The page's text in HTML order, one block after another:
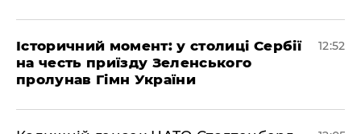
Історичний момент: у столиці Сербії
на честь приїзду Зеленського
пролунав Гімн України
12:52